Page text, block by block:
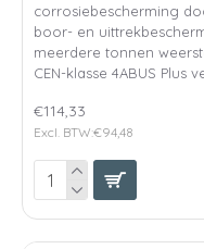
corrosiebescherming
boor- en
meerdere tonnen
CEN-klasse 4ABUS Plus
€114,33
Excl. BTW:€94,48